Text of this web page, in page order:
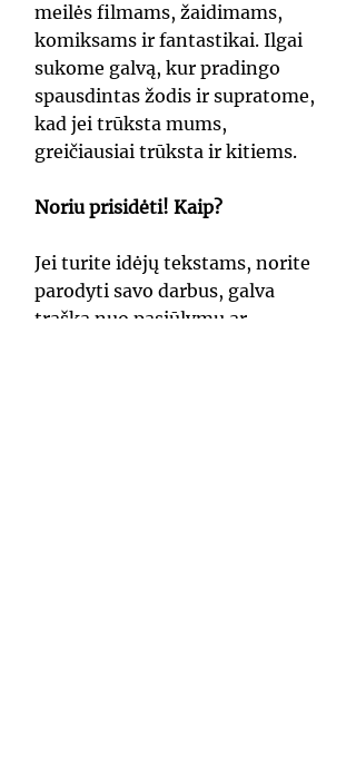
meilės filmams, žaidimams,
komiksams ir fantastikai. Ilgai
sukome galvą, kur pradingo
spausdintas žodis ir supratome,
kad jei trūksta mums,
greičiausiai trūksta ir kitiems.
Noriu prisidėti! Kaip?
Jei turite idėjų tekstams, norite
parodyti savo darbus, galva
traška nuo pasiūlymų ar